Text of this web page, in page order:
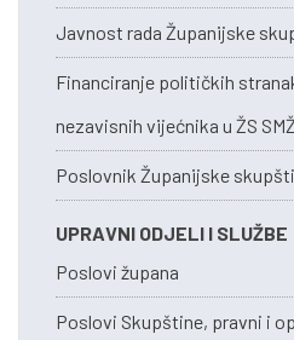
Javnost rada Županijske
Financiranje političkih
nezavisnih vijećnika u ŽS SMŽ
Poslovnik Županijske
UPRAVNI ODJELI I SLUŽBE
Poslovi župana
Poslovi Skupštine, pravni i